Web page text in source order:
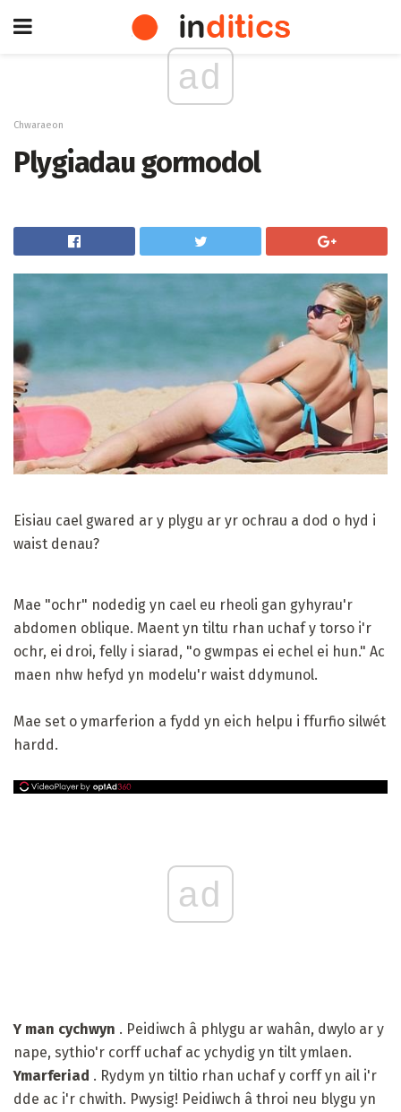
ad
Chwaraeon
Plygiadau gormodol
Eisiau cael gwared ar y plygu ar yr ochrau a dod o hyd i
waist denau?
Mae "ochr" nodedig yn cael eu rheoli gan gyhyrau'r
abdomen oblique. Maent yn tiltu rhan uchaf y torso i'r
ochr, ei droi, felly i siarad, "o gwmpas ei echel ei hun." Ac
maen nhw hefyd yn modelu'r waist ddymunol.
Mae set o ymarferion a fydd yn eich helpu i ffurfio silwét
hardd.
ad
Y man cychwyn . Peidiwch â phlygu ar wahân, dwylo ar y
nape, sythio'r corff uchaf ac ychydig yn tilt ymlaen.
Ymarferiad . Rydym yn tiltio rhan uchaf y corff yn ail i'r
dde ac i'r chwith. Pwysig! Peidiwch â throi neu blygu yn